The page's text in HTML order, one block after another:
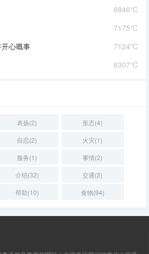
6846℃
7175℃
7124℃
心嘅事
6307℃
表扬(2)
形态(4)
自恋(2)
火灾(1)
服务(1)
事情(2)
介绍(32)
交通(2)
帮助(10) 食物(94)